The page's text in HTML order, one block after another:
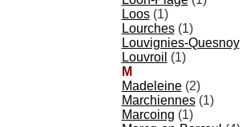
Loos(1)
Lourches(1)
Louvignies-Quesnoy
Louvroil (1)
M
Madeleine(2)
Marchiennes(1)
Marcoing (1)